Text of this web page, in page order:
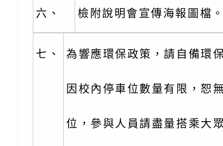
員專業輔導及效能精
北、中、南共3場次
訓練
礙聯盟辦理「2026
少意見交流大會」簡
台灣遊戲治療學會將
月至8月舉辦「空間
多元文化遊戲室之規
造」、「阿德勒心理
學諮商輔導的應用」
檢送行政院新聞傳播
月份公共服務政策溝
桃園市龜山區大坑國
理114學年度整合性
育講座「爸媽不暴走
台灣遊戲治療學會
日舉辦「空間的療癒
檢送衛生福利部「政
六、 檢附說明會宣傳海報圖檔
七、 為響應環保政策，請自備環
因校內停車位數量有限，恕
位，參與人員請盡量搭乘大